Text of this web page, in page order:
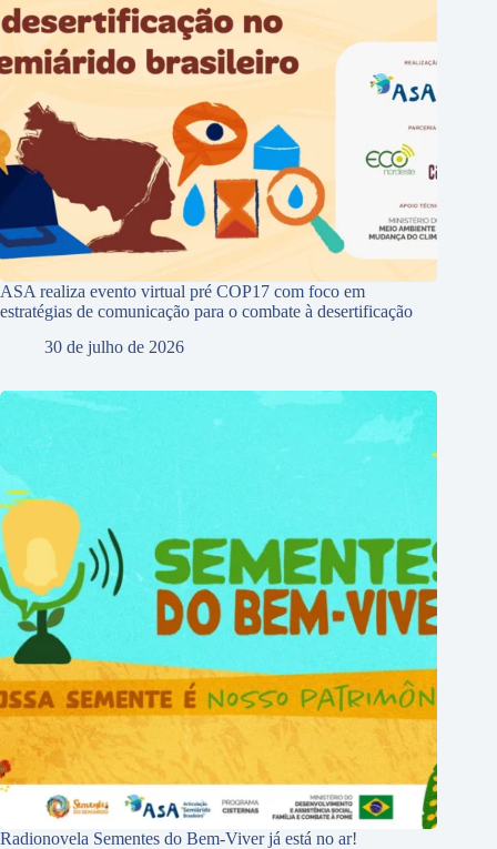
ASA realiza evento virtual pré COP17 com foco em
estratégias de comunicação para o combate à desertificação
30 de julho de 2026
Radionovela Sementes do Bem-Viver já está no ar!